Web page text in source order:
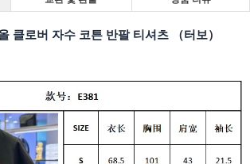
클로버 자수 코튼 반팔 티셔츠 （터보）